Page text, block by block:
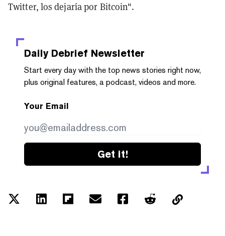
Twitter, los dejaría por Bitcoin".
Daily Debrief Newsletter
Start every day with the top news stories right now,
plus original features, a podcast, videos and more.
Your Email
Get it!